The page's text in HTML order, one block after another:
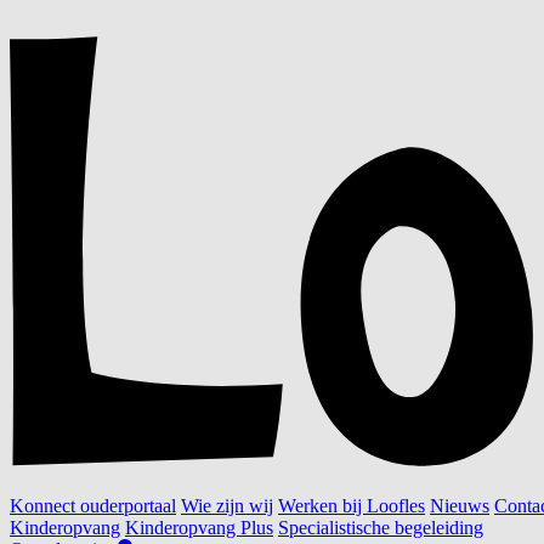
Konnect ouderportaal Wie zijn wij Werken bij Loofles Nieuws
Kinderopvang Kinderopvang Plus Specialistische begeleiding